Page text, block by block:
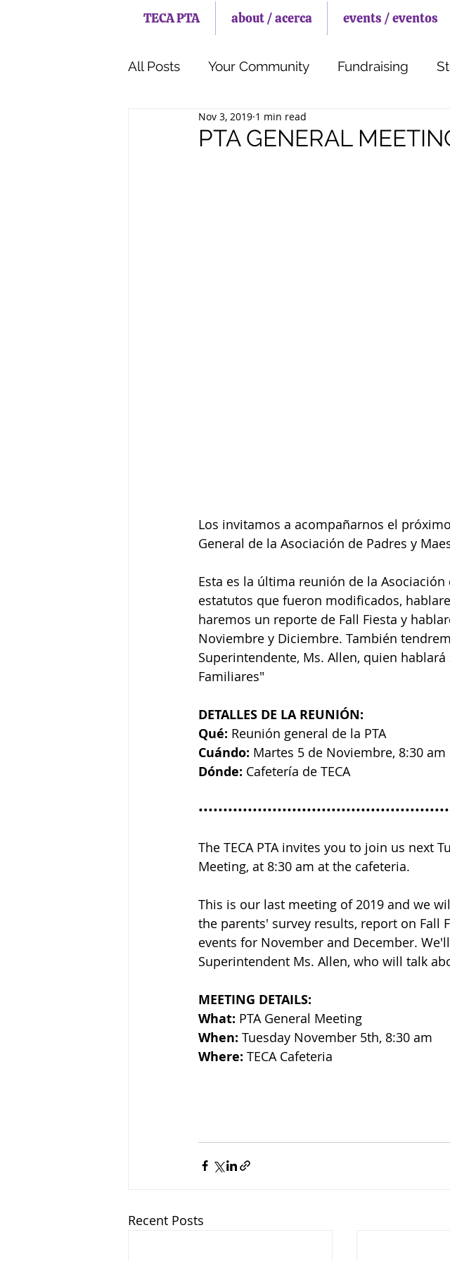
TECA PTA about / acerca events / eventos
All Posts Your Community Fundraising
Meetings
PTA GENERAL
Nov 3, 2019 1 min read
Los invitamos a acompañarnos el
General de la Asociación de Padres y
Esta es la última reunión de la
estatutos que fueron modificados,
haremos un reporte de Fall Fiesta y
Noviembre y Diciembre. También
Superintendente, Ms. Allen, quien
Familiares"
DETALLES DE LA REUNIÓN:
Qué: Reunión general de la PTA
Cuándo: Martes 5 de Noviembre, 8:30 am
Dónde: Cafetería de TECA
The TECA PTA invites you to join us next
Meeting, at 8:30 am at the cafeteria.
This is our last meeting of 2019 and we
the parents' survey results, report on Fall
events for November and December.
Superintendent Ms. Allen, who will talk
MEETING DETAILS:
What: PTA General Meeting
When: Tuesday November 5th, 8:30 am
Where: TECA Cafeteria
Recent Posts